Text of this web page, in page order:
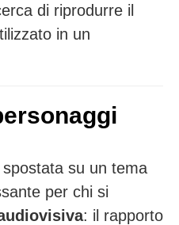
di riprodurre il
in un
su un tema
per chi si
: il rapporto